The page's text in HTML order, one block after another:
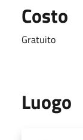
Costo
Gratuito
Luogo